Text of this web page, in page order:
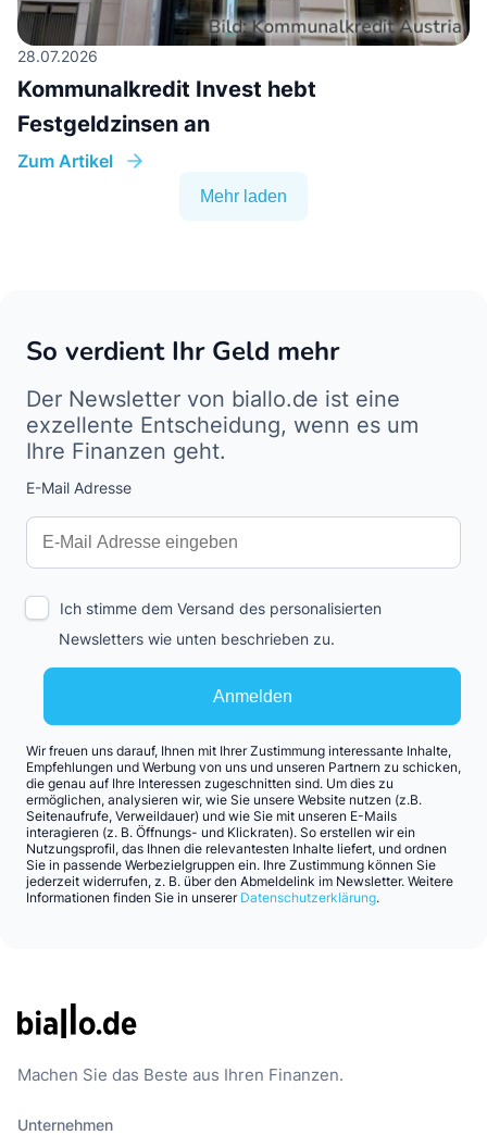
28.07.2026
Kommunalkredit Invest hebt
Festgeldzinsen an
Zum Artikel
Mehr laden
So verdient Ihr Geld mehr
Der Newsletter von biallo.de ist eine
exzellente Entscheidung, wenn es um
Ihre Finanzen geht.
E-Mail Adresse
Interests
Amount
Anmelden
Ich stimme dem Versand des personalisierten
Newsletters wie unten beschrieben zu.
Wir freuen uns darauf, Ihnen mit Ihrer Zustimmung interessante Inhalte,
Empfehlungen und Werbung von uns und unseren Partnern zu schicken,
die genau auf Ihre Interessen zugeschnitten sind. Um dies zu
ermöglichen, analysieren wir, wie Sie unsere Website nutzen (z.B.
Seitenaufrufe, Verweildauer) und wie Sie mit unseren E-Mails
interagieren (z. B. Öffnungs- und Klickraten). So erstellen wir ein
Nutzungsprofil, das Ihnen die relevantesten Inhalte liefert, und ordnen
Sie in passende Werbezielgruppen ein. Ihre Zustimmung können Sie
jederzeit widerrufen, z. B. über den Abmeldelink im Newsletter. Weitere
Informationen finden Sie in unserer Datenschutzerklärung.
Machen Sie das Beste aus Ihren Finanzen.
Unternehmen